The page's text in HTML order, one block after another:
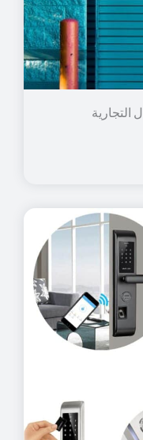
التجارية